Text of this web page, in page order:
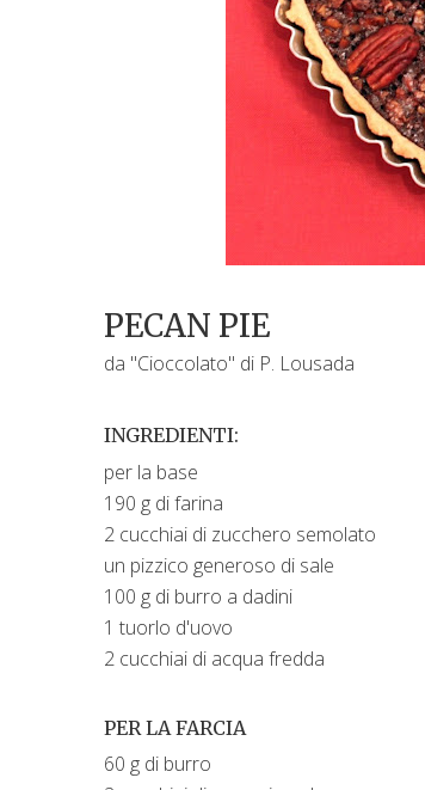
PECAN PIE
da "Cioccolato" di P. Lousada
INGREDIENTI:
per la base
190 g di farina
2 cucchiai di zucchero semolato
un pizzico generoso di sale
100 g di burro a dadini
1 tuorlo d'uovo
2 cucchiai di acqua fredda
PER LA FARCIA
60 g di burro